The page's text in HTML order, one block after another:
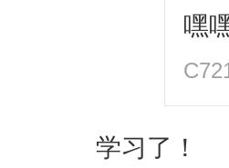
嘿
学习了！